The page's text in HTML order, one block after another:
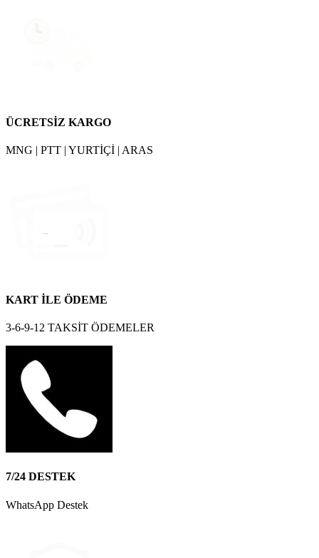
ÜCRETSİZ KARGO
MNG | PTT | YURTİÇİ | ARAS
KART İLE ÖDEME
3-6-9-12 TAKSİT ÖDEMELER
7/24 DESTEK
WhatsApp Destek